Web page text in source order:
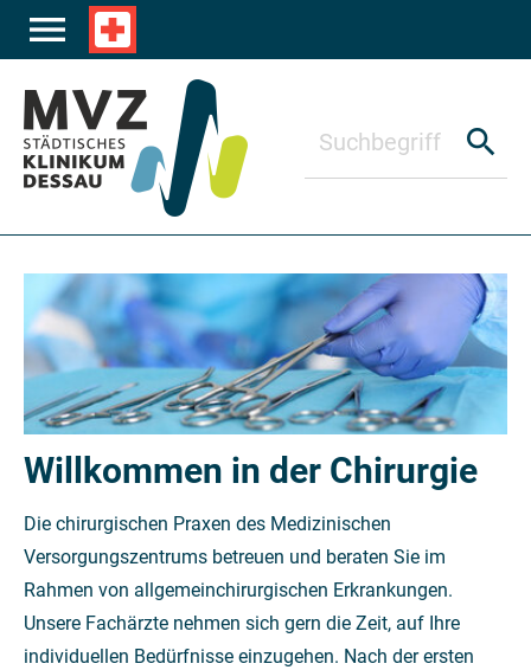
Zum Hauptinhalt springen
menu local_hospital
search
Willkommen in der Chirurgie
Die chirurgischen Praxen des Medizinischen
Versorgungszentrums betreuen und beraten Sie im
Rahmen von allgemeinchirurgischen Erkrankungen.
Unsere Fachärzte nehmen sich gern die Zeit, auf Ihre
individuellen Bedürfnisse einzugehen. Nach der ersten